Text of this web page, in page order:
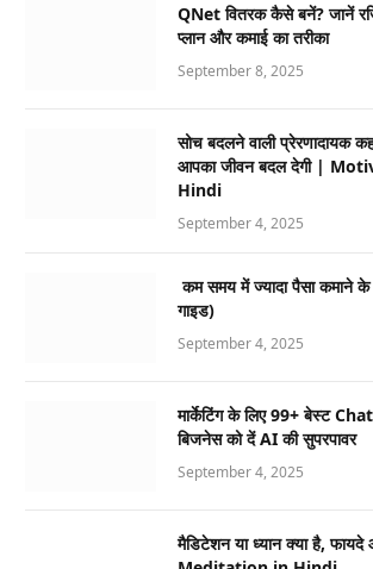
QNet वितरक कैसे बनें? जानें
प्लान और कमाई का तरीका
September 8, 2025
सोच बदलने वाली प्रेरणादायक
आपका जीवन बदल देगी |
Hindi
September 4, 2025
कम समय में ज्यादा पैसा कमाने के
गाइड)
September 4, 2025
मार्केटिंग के लिए 99+ बेस्ट
बिजनेस को दें AI की सुपरपावर
September 4, 2025
मैडिटेशन या ध्यान क्या है,